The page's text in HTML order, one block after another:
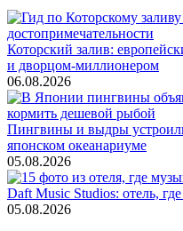
Которский залив:
и дворцом-миллионером
06.08.2026
Пингвины и выдры
японском океанариуме
05.08.2026
Daft Music Studios: отель,
05.08.2026